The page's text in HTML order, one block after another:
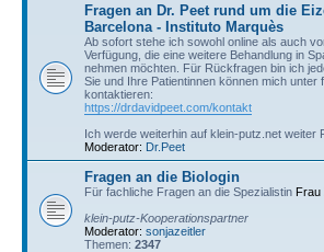
Fragen an Dr. Peet rund um die
Barcelona - Instituto Marquès
Ab sofort stehe ich sowohl online als auch
Verfügung, die eine weitere Behandlung in
nehmen möchten. Für Rückfragen bin ich
Sie und Ihre Patientinnen können mich unter
kontaktieren:
https://drdavidpeet.com/kontakt
Ich werde weiterhin auf klein-putz.net weiter
Moderator: Dr.Peet
Fragen an die Biologin
Für fachliche Fragen an die Spezialistin Frau
klein-putz-Kooperationspartner
Moderator: sonjazeitler
Themen: 2347